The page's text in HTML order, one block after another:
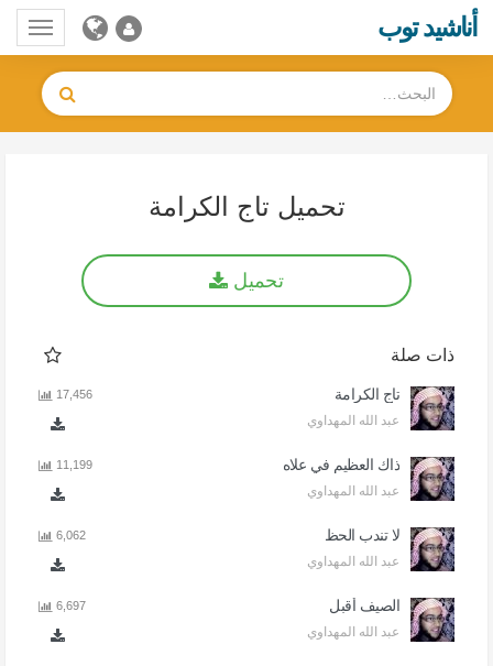
أناشيد توب
تحميل تاج الكرامة
تحميل
ذات صلة
تاج الكرامة
عبد الله المهداوي
17,456
ذاك العظيم في علاه
عبد الله المهداوي
11,199
لا تندب الحظ
عبد الله المهداوي
6,062
الصيف أقبل
عبد الله المهداوي
6,697